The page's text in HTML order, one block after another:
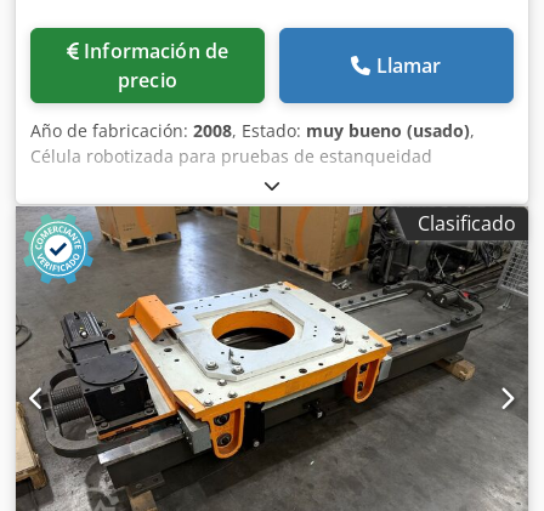
Información de
precio
Llamar
Año de fabricación: 2008, Estado: muy bueno (usado),
Célula robotizada para pruebas de estanqueidad
compuesta por: Robot FANUC LR Mate 200iC/5L - 2008,
Mesa para mediciones, equipada con 8 cortinas de luz, 2
equipos Innomatec para pruebas de estanqueidad, tipo
LTC - 502. La célula tiene un sistema de seguridad y CE
Crsdpfx Ajn D D E Tsk Uef
Clasificado